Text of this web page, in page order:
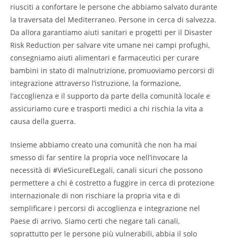
riusciti a confortare le persone che abbiamo salvato durante
la traversata del Mediterraneo. Persone in cerca di salvezza.
Da allora garantiamo aiuti sanitari e progetti per il Disaster
Risk Reduction per salvare vite umane nei campi profughi,
consegniamo aiuti alimentari e farmaceutici per curare
bambini in stato di malnutrizione, promuoviamo percorsi di
integrazione attraverso l’istruzione, la formazione,
l’accoglienza e il supporto da parte della comunità locale e
assicuriamo cure e trasporti medici a chi rischia la vita a
causa della guerra.
Insieme abbiamo creato una comunità che non ha mai
smesso di far sentire la propria voce nell’invocare la
necessità di #VieSicureELegali, canali sicuri che possono
permettere a chi è costretto a fuggire in cerca di protezione
internazionale di non rischiare la propria vita e di
semplificare i percorsi di accoglienza e integrazione nel
Paese di arrivo. Siamo certi che negare tali canali,
soprattutto per le persone più vulnerabili, abbia il solo